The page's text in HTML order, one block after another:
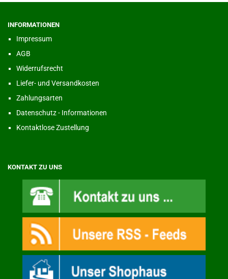
INFORMATIONEN
Impressum
AGB
Widerrufsrecht
Liefer- und Versandkosten
Zahlungsarten
Datenschutz - Informationen
Kontaktlose Zustellung
KONTAKT ZU UNS